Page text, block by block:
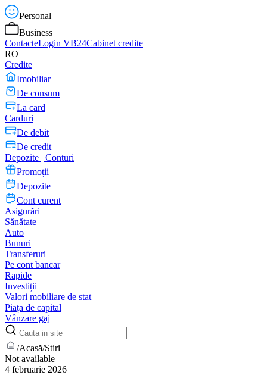
Personal
Business
ContacteLogin VB24Cabinet credite
RO
Credite
Imobiliar
De consum
La card
Carduri
De debit
De credit
Depozite | Conturi
Promoții
Depozite
Cont curent
Asigurări
Sănătate
Auto
Bunuri
Transferuri
Pe cont bancar
Rapide
Investiții
Valori mobiliare de stat
Piața de capital
Vânzare gaj
/Acasă/Stiri
Not available
4 februarie 2026